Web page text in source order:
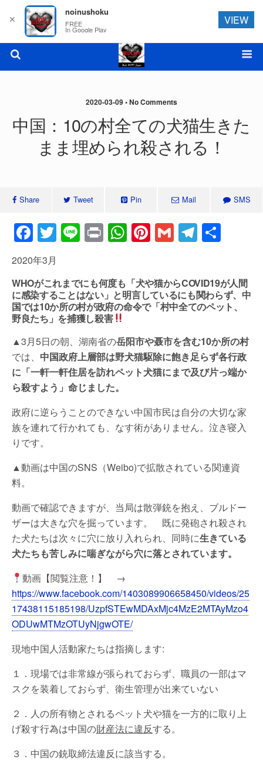
2020-03-09 • No Comments
中国：10の村全ての犬猫生きた
まま埋められ殺される！
Share Tweet Pin Mail SMS
F
a
c
e
b
o
o
k
T
wi
er
Li
n
Pr
in
W
h
s
A
p
Pi
nt
e
st
G
m
T
el
gr
a
2020年3月
WHOがこれまでにも何度も「犬や猫からCOVID19が人間
に感染することはない」と明言しているにも関わらず、中
国では10か所の村が政府の命令で「村中全てのペット、
野良たち」を捕獲し殺害
▲3月5日の朝、湖南省の岳阳市や聂市を含む10か所の村
では、 中国政府上層部は野犬猫駆除に飽き足らず各行政
に「一軒一軒住居を訪れペット犬猫にまで及び片っ端か
ら殺すよう」命じました。
政府に逆らうことのできない中国市民は自分の大切な家
族を連れて行かれても、なす術がありません。泣き寝入
りです。
▲動画は中国のSNS（Weibo)で拡散されている関連資
料。
動画で確認できますが、当局は散弾銃を抱え、ブルドー
ザーは大きな穴を掘っています。 既に発砲され殺され
た犬たちは次々に穴に放り入れられ、同時に生きている
犬たちも苦しみに喘ぎながら穴に落とされています。
動画【閲覧注意！】 →
https://www.facebook.com/1403089906658450/videos/25
17438115185198/UzpfSTEwMDAxMjc4MzE2MTAyMzo4
ODUwMTMzOTUyNjgwOTE/
現地中国人活動家たちは指摘します:
１．現場では非常線が張られておらず、職員の一部はマ
スクを装着しておらず、衛生管理が出来ていない
２．人の所有物とされるペット犬や猫を一方的に取り上
げ殺す行為は中国の財産法に違反する。
３．中国の銃取締法違反に該当する。
✕
noinushoku
FREE
In Google Play
VIEW